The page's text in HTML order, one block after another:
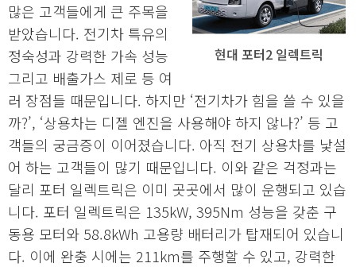
현대 포터2 일렉트릭
많은 고객들에게 큰 주목을
받았습니다. 전기차 특유의
정숙성과 강력한 가속 성능
그리고 배출가스 제로 등 여
러 장점들 때문입니다. 하지만 ‘전기차가 힘을 쓸 수 있을
까?’, ‘상용차는 디젤 엔진을 사용해야 하지 않나?’ 등 고
객들의 궁금증이 이어졌습니다. 아직 전기 상용차를 낯설
어 하는 고객들이 많기 때문입니다. 이와 같은 걱정과는
달리 포터 일렉트릭은 이미 곳곳에서 많이 운행되고 있습
니다. 포터 일렉트릭은 135kW, 395Nm 성능을 갖춘 구
동용 모터와 58.8kWh 고용량 배터리가 탑재되어 있습니
다. 이에 완충 시에는 211km를 주행할 수 있고, 강력한